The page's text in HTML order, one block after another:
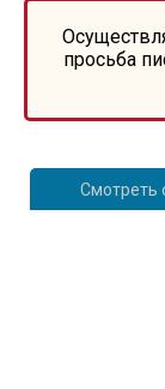
просьба
Смотреть